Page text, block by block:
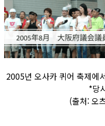
2005년 오사카 퀴어 축제에
*당
(출처: 오